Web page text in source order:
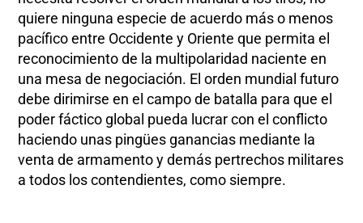
quiere ninguna especie de acuerdo más o menos
pacífico entre Occidente y Oriente que permita el
reconocimiento de la multipolaridad naciente en
una mesa de negociación. El orden mundial futuro
debe dirimirse en el campo de batalla para que el
poder fáctico global pueda lucrar con el conflicto
haciendo unas pingües ganancias mediante la
venta de armamento y demás pertrechos militares
a todos los contendientes, como siempre.